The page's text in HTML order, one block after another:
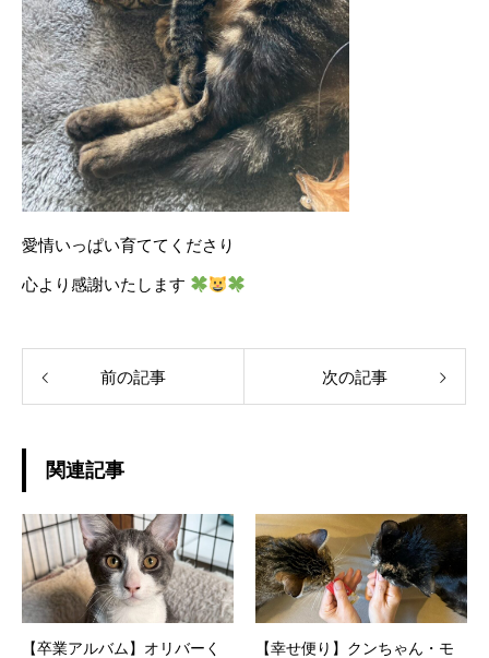
愛情いっぱい育ててくださり
心より感謝いたします
前の記事 次の記事
関連記事
【卒業アルバム】オリバーく
【幸せ便り】クンちゃん・モ